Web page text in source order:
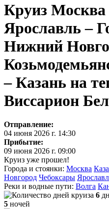
Круиз
Ярославль –
Нижний
– Казань на
Виссарион
Отправление:
04 июня 2026 г. 14:30
Прибытие:
09 июня 2026 г. 09:00
Круиз уже прошел!
Города и стоянки: Москва
Новгород Чебоксары
Реки и водные пути: Волга
6
5 ночей